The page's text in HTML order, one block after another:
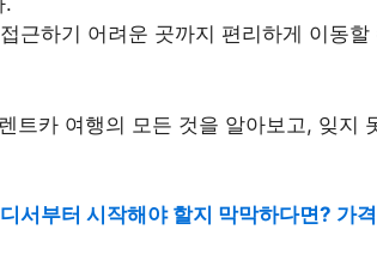
근하기 어려운 곳까지 편리하게 이동
트카 여행의 모든 것을 알아보고, 잊지
서부터 시작해야 할지 막막하다면? 가